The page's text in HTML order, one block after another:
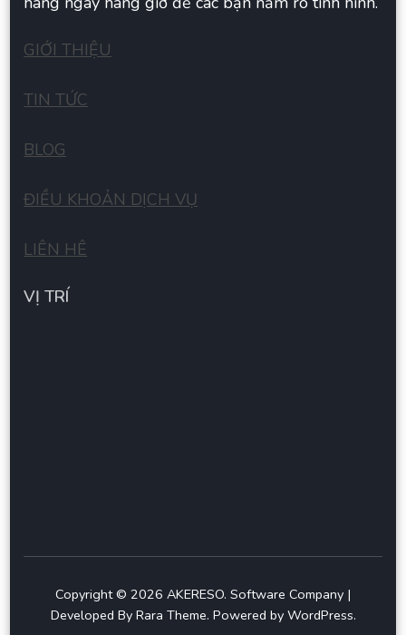
GIỚI THIỆU
TIN TỨC
BLOG
ĐIỀU KHOẢN DỊCH VỤ
LIÊN HÊ
VỊ TRÍ
Copyright © 2026 AKERESO. Software Company |
Developed By Rara Theme. Powered by WordPress.